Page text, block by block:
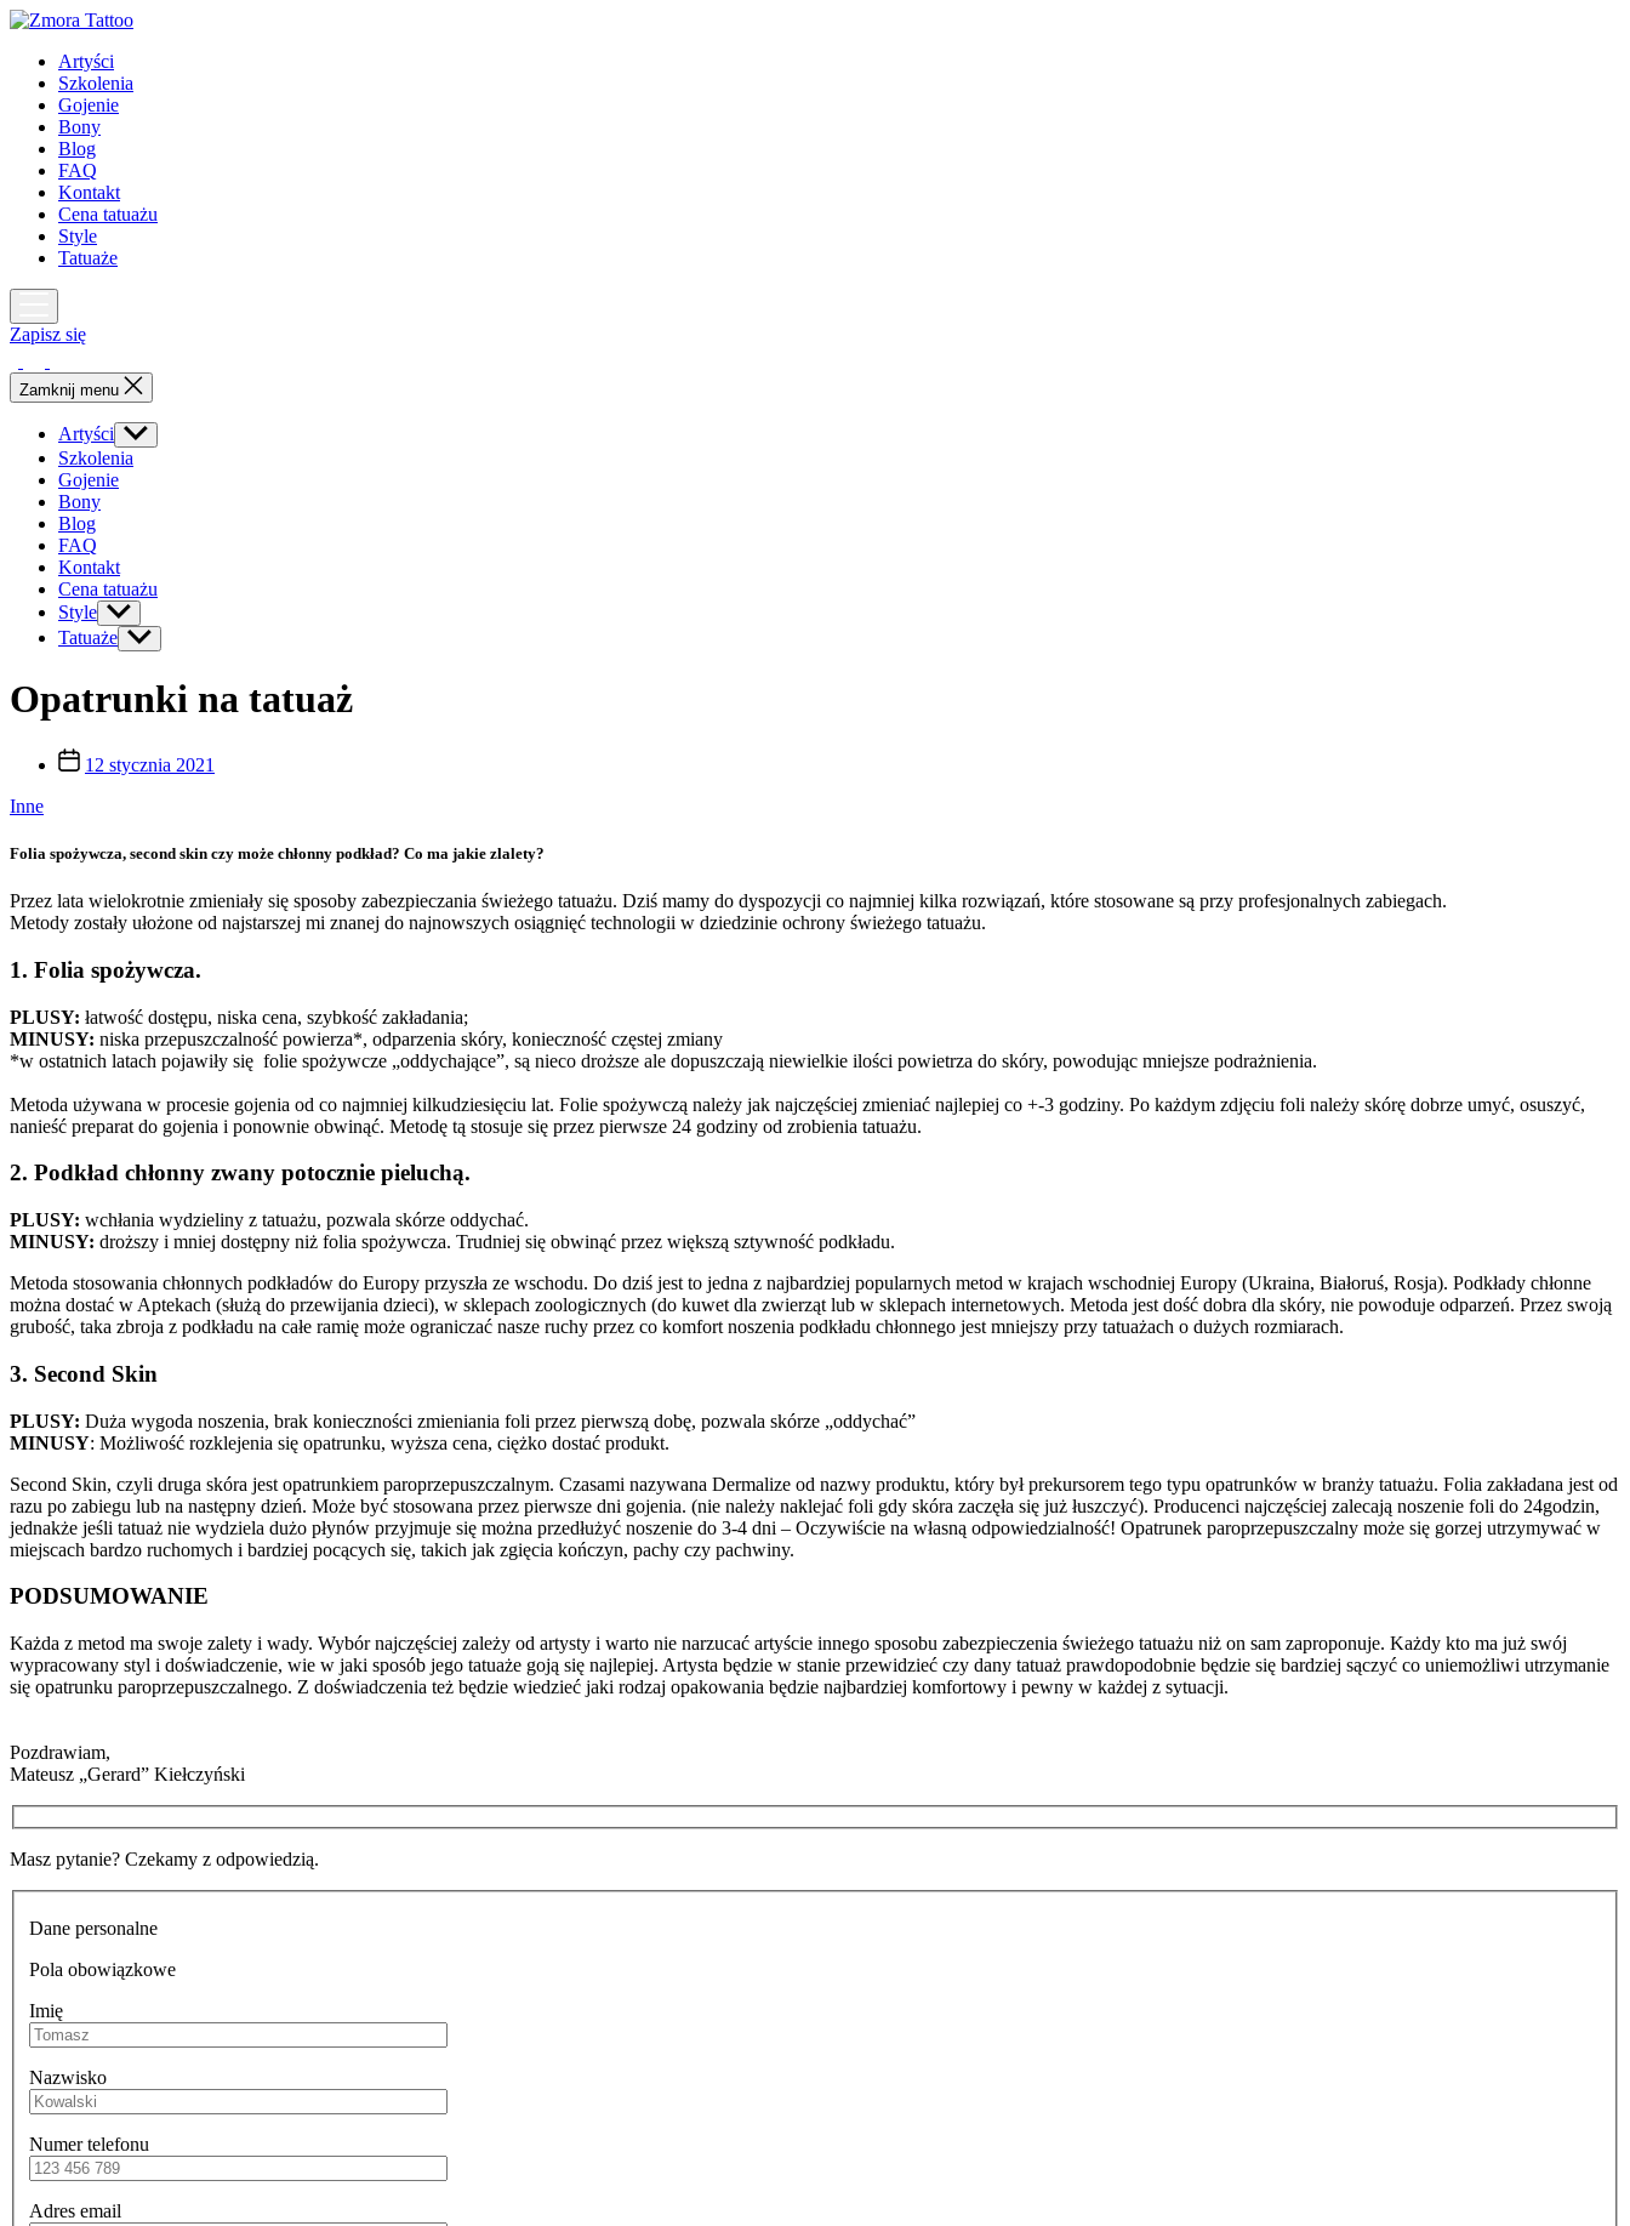
Skip
content
Artyści
Szkolenia
Gojenie
Bony
Blog
FAQ
Kontakt
Cena tatuażu
Style
Tatuaże
Zapisz się
Zamknij menu
Artyści Show
sub
menu
Szkolenia
Gojenie
Bony
Blog
FAQ
Kontakt
Cena tatuażu
Style Show
sub
menu
Tatuaże Show
sub
Opatrunki na tatuaż
Post
date
12 stycznia 2021
Inne
Folia spożywcza, second skin czy może chłonny podkład? Co ma jakie zlalety?
Przez lata wielokrotnie zmieniały się sposoby zabezpieczania świeżego tatuażu. Dziś mamy do dyspozycji co najmniej kilka rozwiązań, które stosowane są przy profesjonalnych zabiegach.
Metody zostały ułożone od najstarszej mi znanej do najnowszych osiągnięć technologii w dziedzinie ochrony świeżego tatuażu.
1. Folia spożywcza.
PLUSY: łatwość dostępu, niska cena, szybkość zakładania;
MINUSY: niska przepuszczalność powierza*, odparzenia skóry, konieczność częstej zmiany
*w ostatnich latach pojawiły się folie spożywcze „oddychające”, są nieco droższe ale dopuszczają niewielkie ilości powietrza do skóry, powodując mniejsze podrażnienia.
Metoda używana w procesie gojenia od co najmniej kilkudziesięciu lat. Folie spożywczą należy jak najczęściej zmieniać najlepiej co +-3 godziny. Po każdym zdjęciu foli należy skórę dobrze umyć, osuszyć,
nanieść preparat do gojenia i ponownie obwinąć. Metodę tą stosuje się przez pierwsze 24 godziny od zrobienia tatuażu.
2. Podkład chłonny zwany potocznie pieluchą.
PLUSY: wchłania wydzieliny z tatuażu, pozwala skórze oddychać.
MINUSY: droższy i mniej dostępny niż folia spożywcza. Trudniej się obwinąć przez większą sztywność podkładu.
Metoda stosowania chłonnych podkładów do Europy przyszła ze wschodu. Do dziś jest to jedna z najbardziej popularnych metod w krajach wschodniej Europy (Ukraina, Białoruś, Rosja). Podkłady chłonne
można dostać w Aptekach (służą do przewijania dzieci), w sklepach zoologicznych (do kuwet dla zwierząt lub w sklepach internetowych. Metoda jest dość dobra dla skóry, nie powoduje odparzeń. Przez swoją
grubość, taka zbroja z podkładu na całe ramię może ograniczać nasze ruchy przez co komfort noszenia podkładu chłonnego jest mniejszy przy tatuażach o dużych rozmiarach.
3. Second Skin
PLUSY: Duża wygoda noszenia, brak konieczności zmieniania foli przez pierwszą dobę, pozwala skórze „oddychać”
MINUSY: Możliwość rozklejenia się opatrunku, wyższa cena, ciężko dostać produkt.
Second Skin, czyli druga skóra jest opatrunkiem paroprzepuszczalnym. Czasami nazywana Dermalize od nazwy produktu, który był prekursorem tego typu opatrunków w branży tatuażu. Folia zakładana jest od
razu po zabiegu lub na następny dzień. Może być stosowana przez pierwsze dni gojenia. (nie należy naklejać foli gdy skóra zaczęła się już łuszczyć). Producenci najczęściej zalecają noszenie foli do 24godzin,
jednakże jeśli tatuaż nie wydziela dużo płynów przyjmuje się można przedłużyć noszenie do 3-4 dni – Oczywiście na własną odpowiedzialność! Opatrunek paroprzepuszczalny może się gorzej utrzymywać w
miejscach bardzo ruchomych i bardziej pocących się, takich jak zgięcia kończyn, pachy czy pachwiny.
PODSUMOWANIE
Każda z metod ma swoje zalety i wady. Wybór najczęściej zależy od artysty i warto nie narzucać artyście innego sposobu zabezpieczenia świeżego tatuażu niż on sam zaproponuje. Każdy kto ma już swój
wypracowany styl i doświadczenie, wie w jaki sposób jego tatuaże goją się najlepiej. Artysta będzie w stanie przewidzieć czy dany tatuaż prawdopodobnie będzie się bardziej sączyć co uniemożliwi utrzymanie
się opatrunku paroprzepuszczalnego. Z doświadczenia też będzie wiedzieć jaki rodzaj opakowania będzie najbardziej komfortowy i pewny w każdej z sytuacji.
Pozdrawiam,
Mateusz „Gerard” Kiełczyński
Masz pytanie? Czekamy z odpowiedzią.
Dane personalne
Pola obowiązkowe
Imię
Nazwisko
Numer telefonu
Adres email